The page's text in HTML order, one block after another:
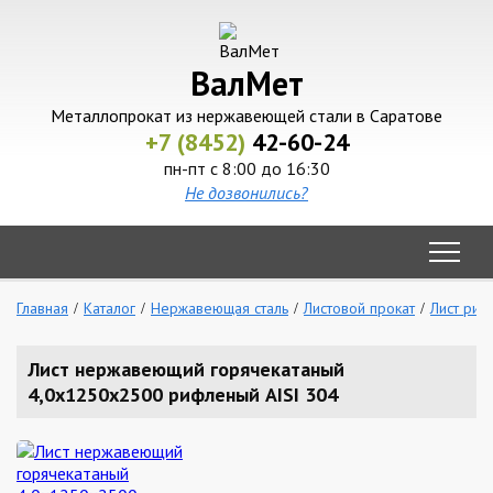
ВалМет
Металлопрокат из нержавеющей стали в Саратове
+7 (8452) 42-60-24
пн-пт с 8:00 до 16:30
Не дозвонились?
Главная Каталог Нержавеющая сталь Листовой прокат Лист
Лист нержавеющий горячекатаный
4,0х1250х2500 рифленый AISI 304